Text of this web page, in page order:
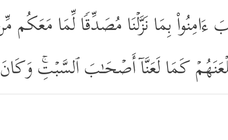
ءَامِنُواْ بِمَا نَزَّلۡنَا مُصَدِّقࣰا لِّمَا
كَمَا لَعَنَّاۤ أَصۡحَـٰبَ ٱلسَّبۡتِۚ وَكَانَ